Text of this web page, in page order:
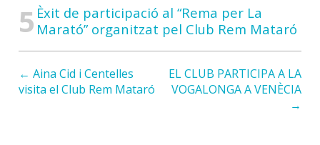
Èxit de participació al “Rema per La
Marató” organitzat pel Club Rem Mataró
← Aina Cid i Centelles
visita el Club Rem Mataró
EL CLUB PARTICIPA A LA
VOGALONGA A VENÈCIA
→